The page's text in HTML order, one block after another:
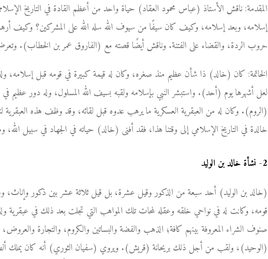
المقدمة: ناقش الأستاذ (عباس محمود العقاد) حياة واحد من أعظم القادة في التاريخ
إسلامه، وبعد إسلامه، وكيف كان سيفًا من سيوف الله سله الله على المشركين؟ وكيف
حروب الردة، والقضاء على الفتنة. وناقش أيضًا قصته مع (الفاروق عمر بن الخطاب). وتعرض
الخاتمة: كان (خالد) ذا شأن عظيم منذ صغره، وكان له قيمة كبيرة في قومه قبل
لعل أشهرها يوم (أحد). واستبشر النبي بإسلامه ولقبه بسيف الله المسلول، وله دور
(الروم). وكان له من العبقرية العسكرية ما يرهب عدوه قبل لقائه، وقد وظف هذه
خالدة في التاريخ الإسلامي إلى وقتنا هذا، فقد أفنى (خالد) حياته في الجهاد في سبيل
2
- نشأة خالد بن الوليد
(خالد بن الوليد) أحد سبعة من الذكور وقيل عشرة، بل قيل ثلاثة عشر بين ذكور وإناث،
قومه، وكانت له في نواحي خلقه وعقله لمحات تلك المواهب التي تجلت بعد ذلك في عبقرية
صنوف الشراء المعروفة بينهم كافة؛ الذهب والفضة والبساتين والكروم، والتجارة
(الوحيد)، ولقب من أجل ذلك بريحانة (قريش). ويروي (سفيان الثوري) أنه كان يملك